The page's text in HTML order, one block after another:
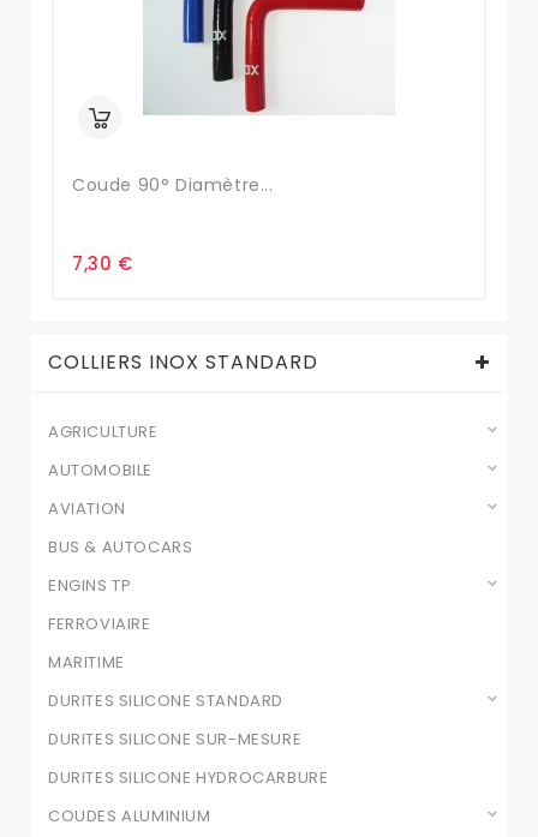
Coude 90° Diamètre...
7,30 €
COLLIERS INOX STANDARD
AGRICULTURE
AUTOMOBILE
AVIATION
BUS & AUTOCARS
ENGINS TP
FERROVIAIRE
MARITIME
DURITES SILICONE STANDARD
DURITES SILICONE SUR-MESURE
DURITES SILICONE HYDROCARBURE
COUDES ALUMINIUM